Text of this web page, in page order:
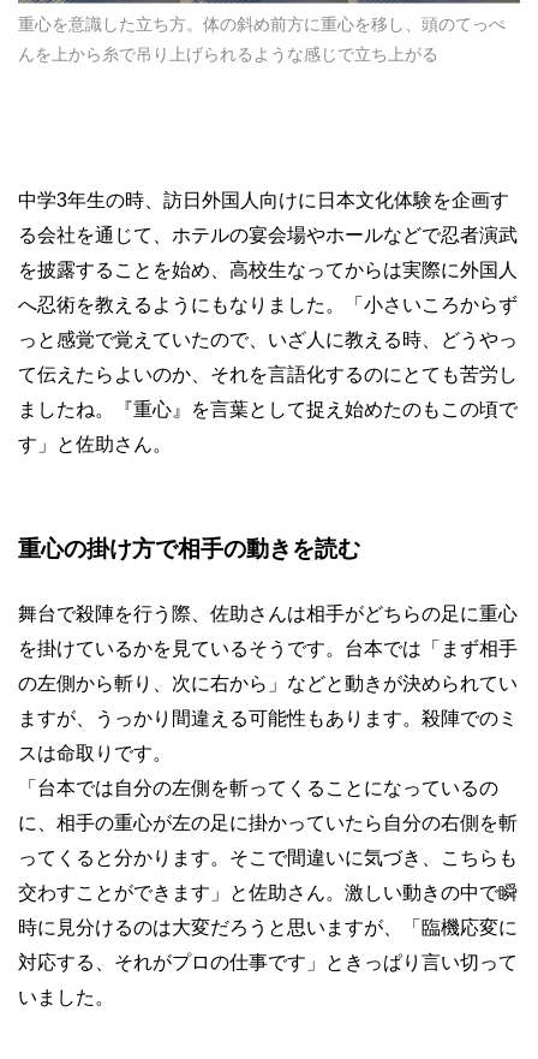
重心を意識した立ち方。体の斜め前方に重心を移し、頭のてっぺ
んを上から糸で吊り上げられるような感じで立ち上がる
中学3年生の時、訪日外国人向けに日本文化体験を企画す
る会社を通じて、ホテルの宴会場やホールなどで忍者演武
を披露することを始め、高校生なってからは実際に外国人
へ忍術を教えるようにもなりました。「小さいころからず
っと感覚で覚えていたので、いざ人に教える時、どうやっ
て伝えたらよいのか、それを言語化するのにとても苦労し
ましたね。『重心』を言葉として捉え始めたのもこの頃で
す」と佐助さん。
重心の掛け方で相手の動きを読む
舞台で殺陣を行う際、佐助さんは相手がどちらの足に重心
を掛けているかを見ているそうです。台本では「まず相手
の左側から斬り、次に右から」などと動きが決められてい
ますが、うっかり間違える可能性もあります。殺陣でのミ
スは命取りです。
「台本では自分の左側を斬ってくることになっているの
に、相手の重心が左の足に掛かっていたら自分の右側を斬
ってくると分かります。そこで間違いに気づき、こちらも
交わすことができます」と佐助さん。激しい動きの中で瞬
時に見分けるのは大変だろうと思いますが、「臨機応変に
対応する、それがプロの仕事です」ときっぱり言い切って
いました。